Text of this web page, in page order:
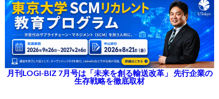
月刊LOGI-BIZ 7月号は「未来を創る輸送改革」 先行企業の
生存戦略を徹底取材